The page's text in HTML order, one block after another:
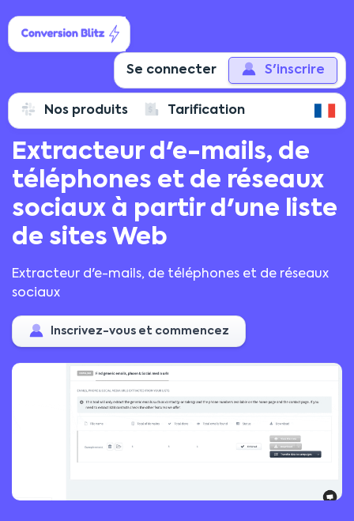
Se connecter S'inscrire
Nos produits Tarification
Alimenté par l'IA
Extracteur d'e-mails, de
téléphones et de réseaux
sociaux à partir d'une liste
de sites Web
Extracteur d'e-mails, de téléphones et de réseaux
sociaux
Inscrivez-vous et commencez